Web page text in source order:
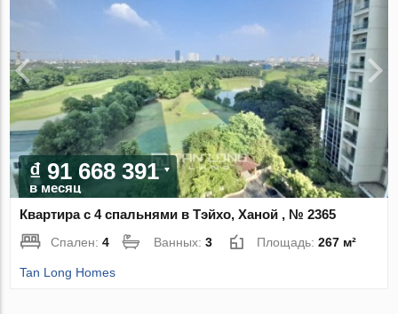
₫ 91 668 391
в месяц
Квартира с 4 спальнями в Тэйхо, Ханой , № 2365
Спален:4 Ванных:3 Площадь:267 м²
Tan Long Homes